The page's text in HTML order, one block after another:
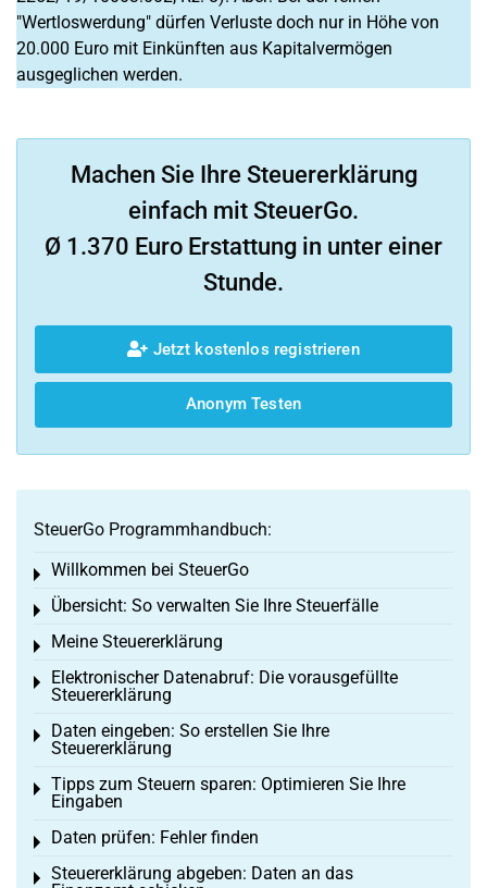
"Wertloswerdung" dürfen Verluste doch nur in Höhe von
20.000 Euro mit Einkünften aus Kapitalvermögen
ausgeglichen werden.
Machen Sie Ihre Steuererklärung
einfach mit SteuerGo.
Ø 1.370 Euro Erstattung in unter einer
Stunde.
Jetzt kostenlos registrieren
Anonym Testen
SteuerGo Programmhandbuch:
Willkommen bei SteuerGo
Toggle menu
Übersicht: So verwalten Sie Ihre Steuerfälle
Toggle menu
Meine Steuererklärung
Toggle menu
Elektronischer Datenabruf: Die vorausgefüllte
Steuererklärung
Toggle menu
Daten eingeben: So erstellen Sie Ihre
Steuererklärung
Toggle menu
Tipps zum Steuern sparen: Optimieren Sie Ihre
Eingaben
Toggle menu
Daten prüfen: Fehler finden
Toggle menu
Steuererklärung abgeben: Daten an das
Toggle menu